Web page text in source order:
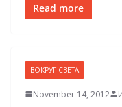
Read more
ВОКРУГ СВЕТА
November 14, 2012